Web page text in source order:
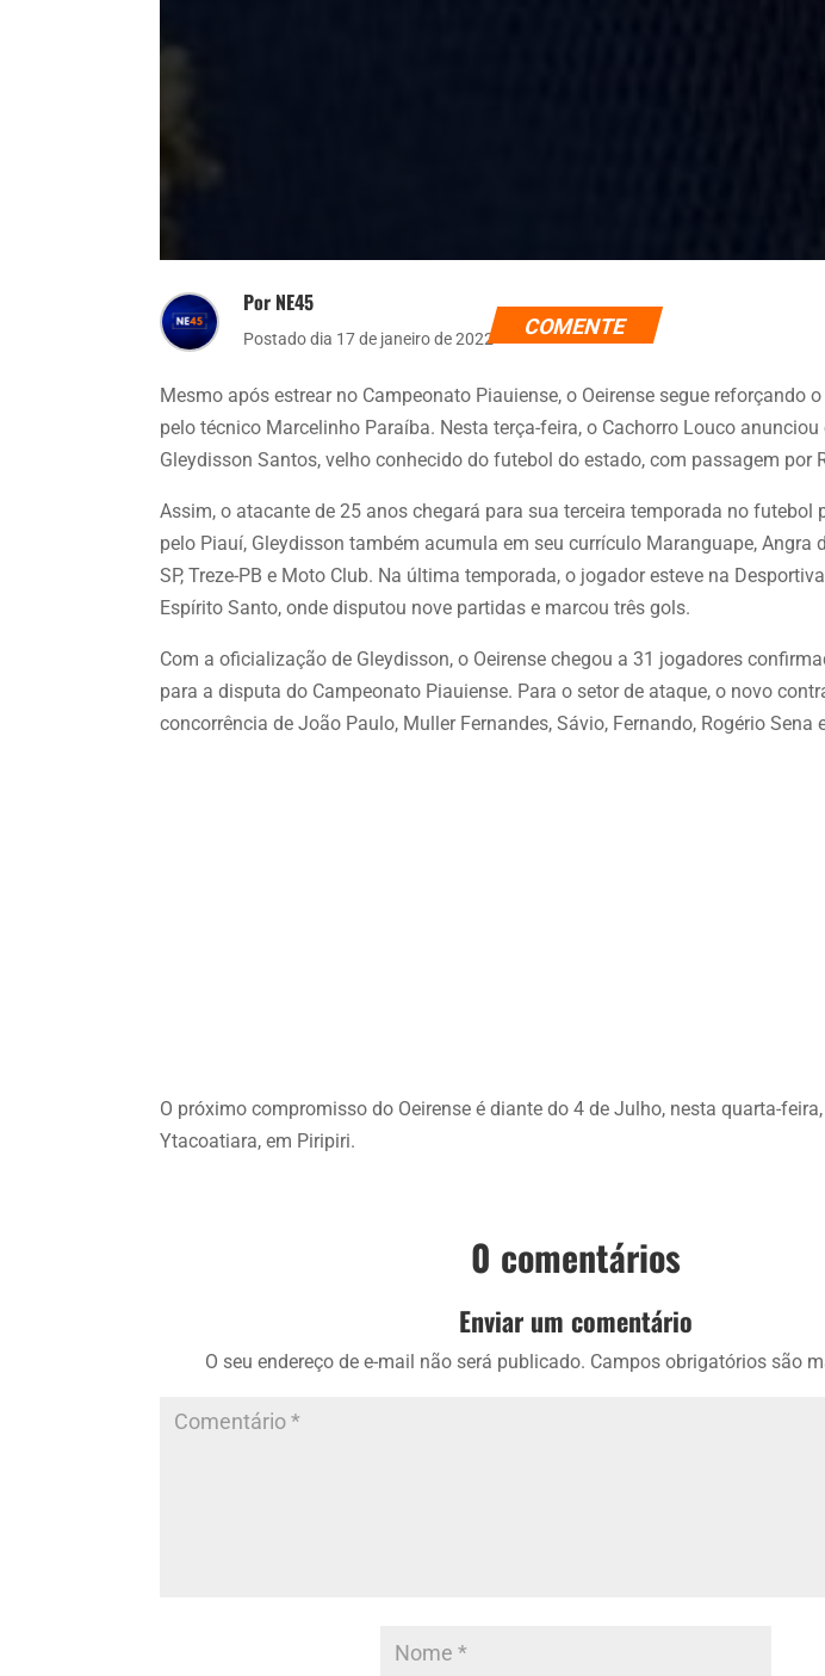
Por NE45
Postado dia 17 de janeiro de 2022 COMENTE
Mesmo após estrear no Campeonato Piauiense, o Oeirense segue reforçando
pelo técnico Marcelinho Paraíba. Nesta terça-feira, o Cachorro Louco
Gleydisson Santos, velho conhecido do futebol do estado, com passagem por
Assim, o atacante de 25 anos chegará para sua terceira temporada no futebol
pelo Piauí, Gleydisson também acumula em seu currículo Maranguape, Angra
SP, Treze-PB e Moto Club. Na última temporada, o jogador esteve na
Espírito Santo, onde disputou nove partidas e marcou três gols.
Com a oficialização de Gleydisson, o Oeirense chegou a 31 jogadores
para a disputa do Campeonato Piauiense. Para o setor de ataque, o novo
concorrência de João Paulo, Muller Fernandes, Sávio, Fernando, Rogério Sena
O próximo compromisso do Oeirense é diante do 4 de Julho, nesta quarta-
Ytacoatiara, em Piripiri.
0 comentários
Enviar um comentário
O seu endereço de e-mail não será publicado. Campos obrigatórios são